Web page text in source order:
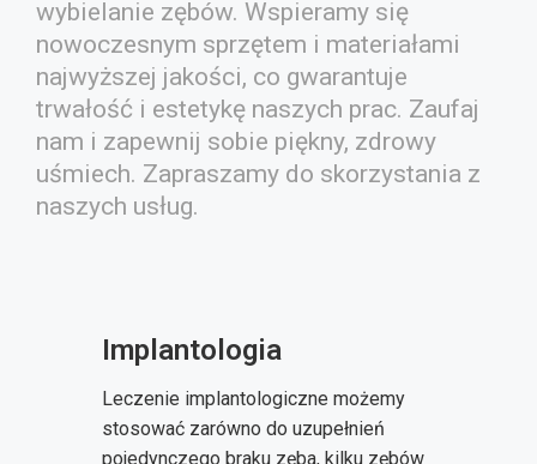
wybielanie zębów. Wspieramy się
nowoczesnym sprzętem i materiałami
najwyższej jakości, co gwarantuje
trwałość i estetykę naszych prac. Zaufaj
nam i zapewnij sobie piękny, zdrowy
uśmiech. Zapraszamy do skorzystania z
naszych usług.
Implantologia
Leczenie implantologiczne możemy
stosować zarówno do uzupełnień
pojedynczego braku zęba, kilku zębów